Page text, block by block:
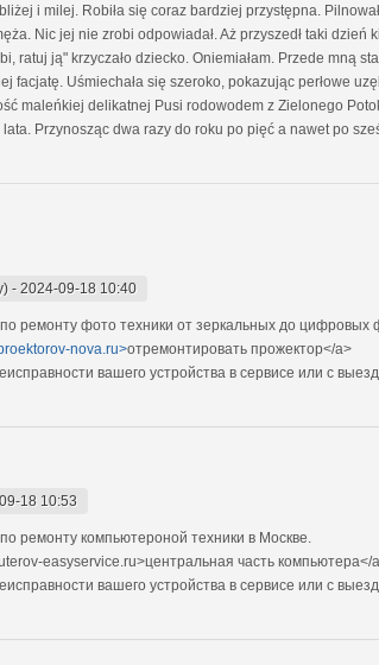
i milej. Robiła się coraz bardziej przystępna.
Nic jej nie zrobi odpowiadał. Aż przyszedł taki
ratuj ją" krzyczało dziecko. Oniemiałam. Przede mną
facjatę. Uśmiechała się szeroko, pokazując perłowe
maleńkiej delikatnej Pusi rodowodem z Zielonego
Przynosząc dwa razy do roku po pięć a nawet po
- 2024-09-18 10:40
ремонту фото техники от зеркальных до цифровых
nova.ru>отремонтировать прожектор</a>
вашего устройства в сервисе или с
18 10:53
ремонту компьютероной техники в Москве.
easyservice.ru>центральная часть компьютера</
вашего устройства в сервисе или с